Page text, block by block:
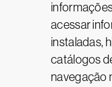
acessar
instaladas,
catálogos
navegação